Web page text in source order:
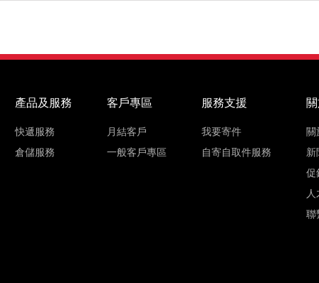
產品及服務
快遞服務
倉儲服務
客戶專區
月結客戶
一般客戶專區
服務支援
我要寄件
自寄自取件服務
關
新
促
聯